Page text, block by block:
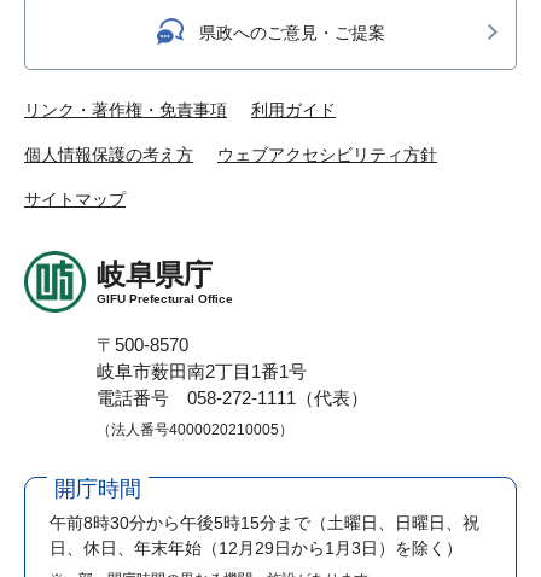
県政へのご意見・ご提案
リンク・著作権・免責事項 利用ガイド
個人情報保護の考え方 ウェブアクセシビリティ方針
サイトマップ
岐阜県庁
GIFU Prefectural Office
〒500-8570
岐阜市薮田南2丁目1番1号
電話番号 058-272-1111（代表）
（法人番号4000020210005）
開庁時間
午前8時30分から午後5時15分まで （土曜日、日曜日、祝
日、休日、年末年始（12月29日から1月3日）を除く）